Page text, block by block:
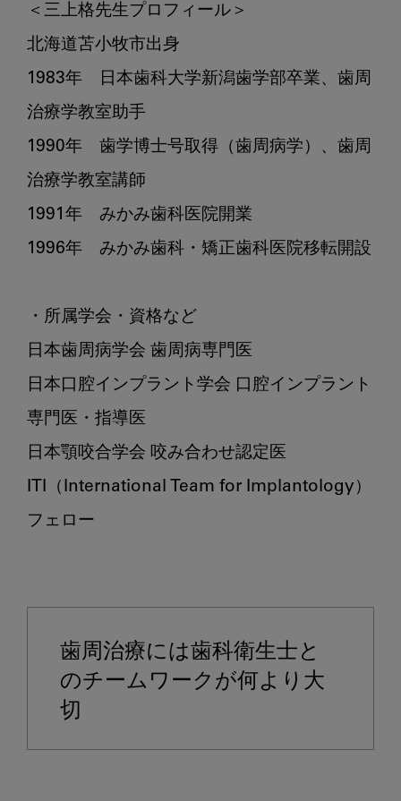
理
想
の
歯
科
療
を
い
続
モ
ベ
ー
シ
ョ
ン
の
に
＜三上格先生プロフィール＞
北海道苫小牧市出身
1983年　日本歯科大学新潟歯学部卒業、歯周
治療学教室助手
1990年　歯学博士号取得（歯周病学）、歯周
治療学教室講師
1991年　みかみ歯科医院開業
1996年　みかみ歯科・矯正歯科医院移転開設
・所属学会・資格など
日本歯周病学会 歯周病専門医
日本口腔インプラント学会 口腔インプラント
専門医・指導医
日本顎咬合学会 咬み合わせ認定医
ITI（International Team for Implantology）
フェロー
歯周治療には歯科衛生士と
のチームワークが何より大
切